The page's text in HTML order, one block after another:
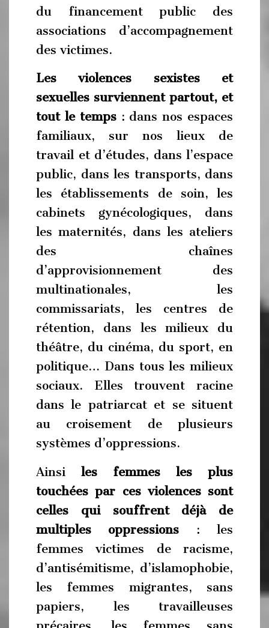
du financement public des
associations d’accompagnement
des victimes.
Les violences sexistes et
sexuelles surviennent partout, et
tout le temps : dans nos espaces
familiaux, sur nos lieux de
travail et d’études, dans l’espace
public, dans les transports, dans
les établissements de soin, les
cabinets gynécologiques, dans
les maternités, dans les ateliers
des chaînes
d’approvisionnement des
multinationales, les
commissariats, les centres de
rétention, dans les milieux du
théâtre, du cinéma, du sport, en
politique… Dans tous les milieux
sociaux. Elles trouvent racine
dans le patriarcat et se situent
au croisement de plusieurs
systèmes d’oppressions.
Ainsi les femmes les plus
touchées par ces violences sont
celles qui souffrent déjà de
multiples oppressions : les
femmes victimes de racisme,
d’antisémitisme, d’islamophobie,
les femmes migrantes, sans
papiers, les travailleuses